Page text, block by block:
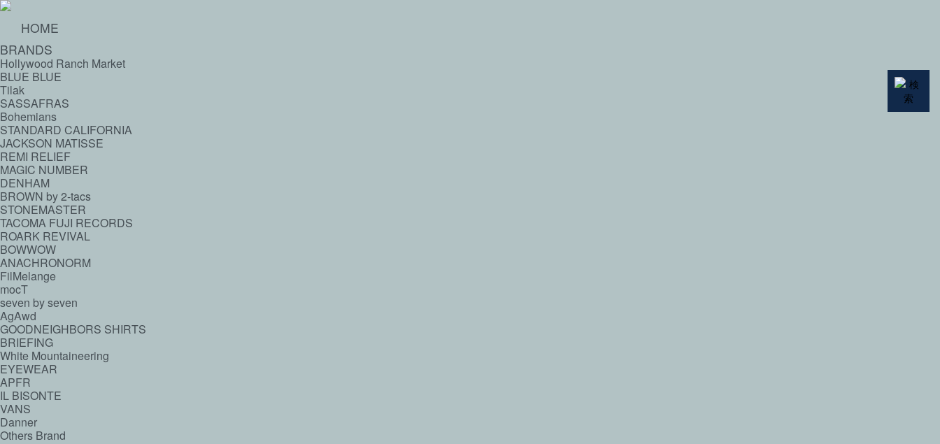
HOME
BRANDS
Hollywood Ranch Market
BLUE BLUE
Tilak
SASSAFRAS
Bohemians
STANDARD CALIFORNIA
JACKSON MATISSE
REMI RELIEF
MAGIC NUMBER
DENHAM
BROWN by 2-tacs
STONEMASTER
TACOMA FUJI RECORDS
ROARK REVIVAL
BOWWOW
ANACHRONORM
FilMelange
mocT
seven by seven
AgAwd
GOODNEIGHBORS SHIRTS
BRIEFING
White Mountaineering
EYEWEAR
APFR
IL BISONTE
VANS
Danner
Others Brand